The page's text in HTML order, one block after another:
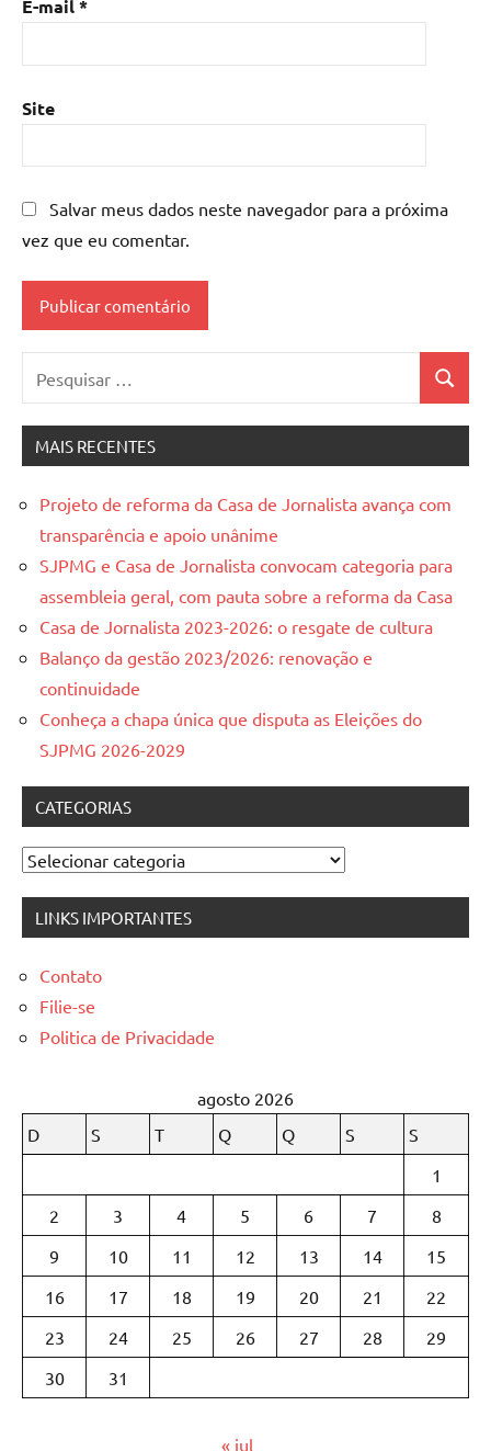
E-mail*
Site
Salvar meus dados neste navegador para a próxima
vez que eu comentar.
por:
MAIS RECENTES
Projeto de reforma da Casa de Jornalista avança com
transparência e apoio unânime
SJPMG e Casa de Jornalista convocam categoria para
assembleia geral, com pauta sobre a reforma da Casa
Casa de Jornalista 2023-2026: o resgate de cultura
Balanço da gestão 2023/2026: renovação e
continuidade
Conheça a chapa única que disputa as Eleições do
SJPMG 2026-2029
CATEGORIAS
Categorias
LINKS IMPORTANTES
Contato
Filie-se
Politica de Privacidade
agosto 2026
D
S T Q Q S
S
1
2
3 4 5 6 7
8
9
10 11 12 13 14
15
16
17 18 19 20 21
22
23
24 25 26 27 28
29
30
31
« jul